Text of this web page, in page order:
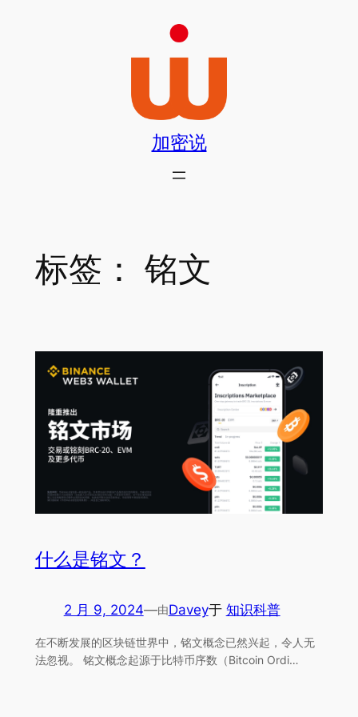
加密说
标签： 铭文
什么是铭文？
2 月 9, 2024—由Davey于 知识科普
在不断发展的区块链世界中，铭文概念已然兴起，令人无
法忽视。 铭文概念起源于比特币序数（Bitcoin Ordi…